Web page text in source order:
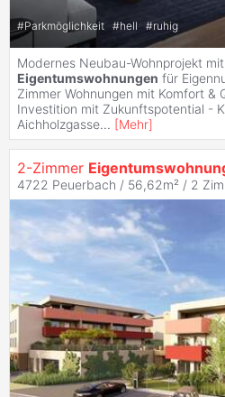
#Parkmöglichkeit #hell #ruhig
Modernes Neubau-Wohnprojekt
Eigentumswohnungen für
Zimmer Wohnungen mit Komfort &
Investition mit Zukunftspotential -
Aichholzgasse... [Mehr]
2-Zimmer
4722 Peuerbach / 56,62m² / 2